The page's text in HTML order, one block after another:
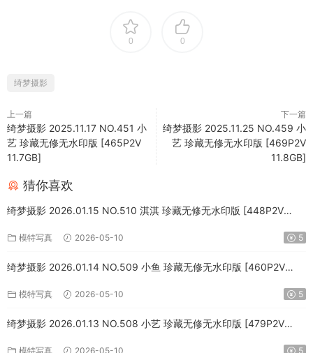
0 0
绮梦摄影
上一篇
绮梦摄影 2025.11.17 NO.451 小
艺 珍藏无修无水印版 [465P2V
11.7GB]
下一篇
绮梦摄影 2025.11.25 NO.459 小
艺 珍藏无修无水印版 [469P2V
11.8GB]
猜你喜欢
绮梦摄影 2026.01.15 NO.510 淇淇 珍藏无修无水印版 [448P2V
模特写真 2026-05-10 5
绮梦摄影 2026.01.14 NO.509 小鱼 珍藏无修无水印版 [460P2V
模特写真 2026-05-10 5
绮梦摄影 2026.01.13 NO.508 小艺 珍藏无修无水印版 [479P2V
模特写真 2026-05-10 5